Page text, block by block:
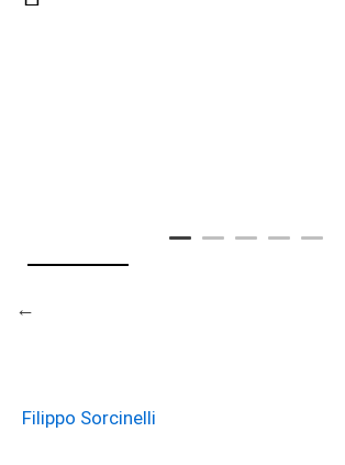
Filippo Sorcinelli